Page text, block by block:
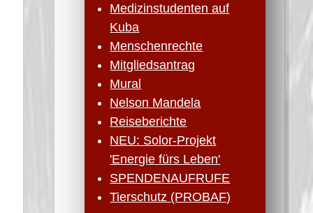
Medizinstudenten auf
Kuba
Menschenrechte
Mitgliedsantrag
Mural
Nelson Mandela
Reiseberichte
NEU: Solor-Projekt
'Energie fürs Leben'
SPENDENAUFRUFE
Tierschutz (PROBAF)